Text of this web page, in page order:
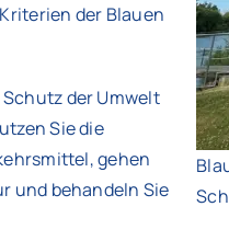
der Blauen
der Umwelt
Sie die
gehen
und behandeln Sie